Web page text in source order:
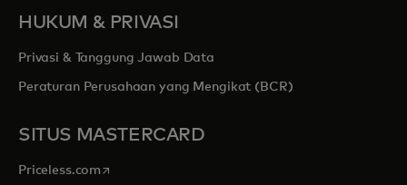
HUKUM & PRIVASI
Privasi & Tanggung Jawab Data
Peraturan Perusahaan yang Mengikat (BCR)
SITUS MASTERCARD
Priceless.com opens in a new tab